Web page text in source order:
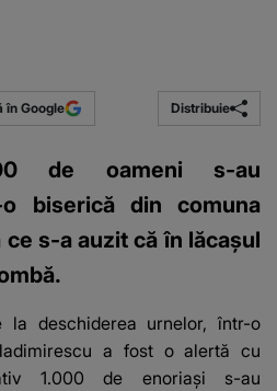
în Google Distribuie
de oameni s-au
o biserică din comuna
s-a auzit că în lăcașul
deschiderea urnelor, într-o
a fost o alertă cu
1.000 de enoriași s-au